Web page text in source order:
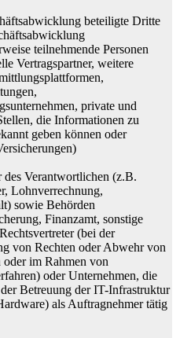
beteiligte Dritte
teilnehmende Personen
Vertragspartner, weitere
private und
die Informationen zu
geben können oder
des Verantwortlichen (z.B.
Lohnverrechnung,
sowie Behörden
Finanzamt, sonstige
(bei der
von Rechten oder Abwehr von
oder im Rahmen von
oder Unternehmen, die
Betreuung der IT-Infrastruktur
als Auftragnehmer tätig